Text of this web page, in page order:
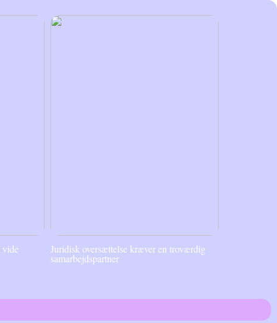
Juridisk oversættelse kræver en troværdig
samarbejdspartner